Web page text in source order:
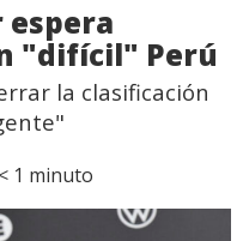
espera
"difícil" Perú
la clasificación
< 1 minuto